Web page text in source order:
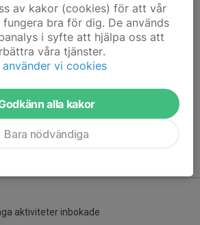
de senaste nyheterna på hemsidan. För
hemsidan loggar du in högst upp till
aktiviteter inbokade
av kakor (cookies) för att vår
bra för dig. De används
i syfte att hjälpa oss att
våra tjänster.
använder vi cookies
alla kakor
Bara nödvändiga